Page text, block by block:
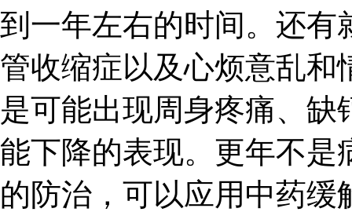
到一年左右的时间。还有
管收缩症以及心烦意乱和
是可能出现周身疼痛、
能下降的表现。更年不是
的防治，可以应用中药